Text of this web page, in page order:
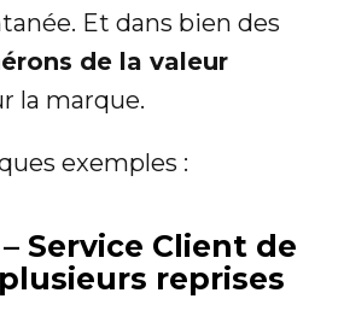
Et dans bien des
de la valeur
la marque.
exemples :
Service Client de
reprises